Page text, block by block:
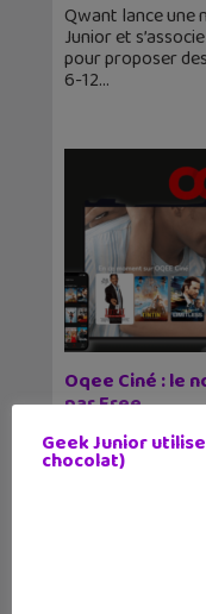
Qwant lance une
Junior et
pour proposer
6-12
Oqee Ciné : le
par Free
10 mars 2023
Les SVOD sont
Geek Junior
chocolat)